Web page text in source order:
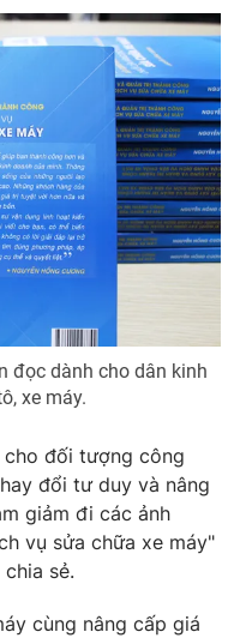
video
sản
lòng Việt
mình bằng AI
đọc dành cho dân kinh
xe máy.
cho đối tượng công
đổi tư duy và nâng
giảm đi các ảnh
vụ sửa chữa xe máy"
sẻ.
cùng nâng cấp giá